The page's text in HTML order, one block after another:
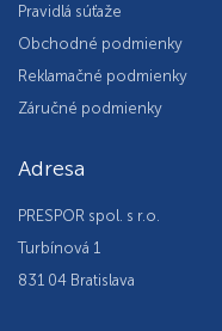
Pravidlá súťaže
Obchodné podmienky
Reklamačné podmienky
Záručné podmienky
Adresa
PRESPOR spol. s r.o.
Turbínová 1
831 04 Bratislava